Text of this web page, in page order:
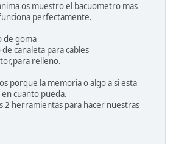
os muestro el bacuometro mas
perfectamente.
goma
para cables
relleno.
porque la memoria o algo a si esta
cuanto pueda.
2 herramientas para hacer nuestras